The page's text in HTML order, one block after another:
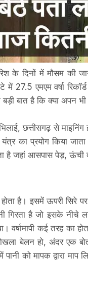
के दिनों में मौसम की
में 27.5 एमएम वर्षा
बात है कि क्या अपन
छत्तीसगढ़ से
यंत्र का प्रयोग किया
है जहां आसपास पेड़, ऊंची
है। इसमें ऊपरी सिरे
गिरता है जो इसके
वर्षामापी कई तरह का
बेलन हो, अंदर एक
पानी को मापक द्वारा